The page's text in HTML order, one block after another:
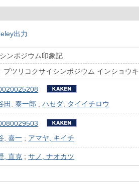
出力
ンポジウム印象記
ブツリコクサイシンポジウム インショウキ
田, 泰一郎 ;ハセダ, タイイチロウ
, 喜一 ; アマヤ, キイチ
, 直克 ;サノ, ナオカツ